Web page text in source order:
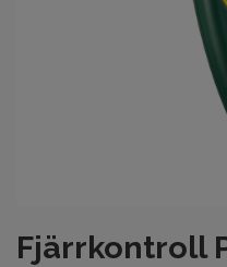
Fjärrkontroll